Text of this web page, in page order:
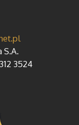
S.A.
3524